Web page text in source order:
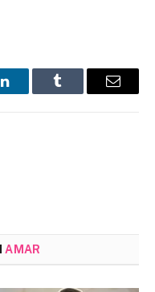
LinkedInTumblr Email
AMAR